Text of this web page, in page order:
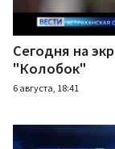
Сегодня на
"Колобок"
6 августа, 18:41